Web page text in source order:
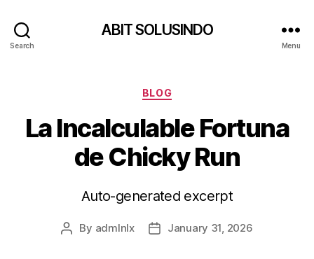
Search
ABIT SOLUSINDO
Menu
Categories
BLOG
La Incalculable Fortuna
de Chicky Run
Auto-generated excerpt
Post
By admlnlx
PostJanuary 31, 2026